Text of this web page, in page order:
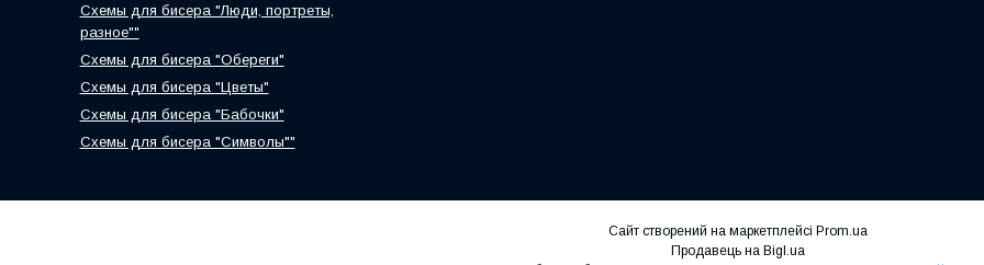
Схемы для бисера "Люди, портреты,
разное""
Схемы для бисера "Обереги"
Схемы для бисера "Цветы"
Схемы для бисера "Бабочки"
Схемы для бисера "Символы""
Сайт створений на маркетплейсі Prom.ua
Продавець на Bigl.ua